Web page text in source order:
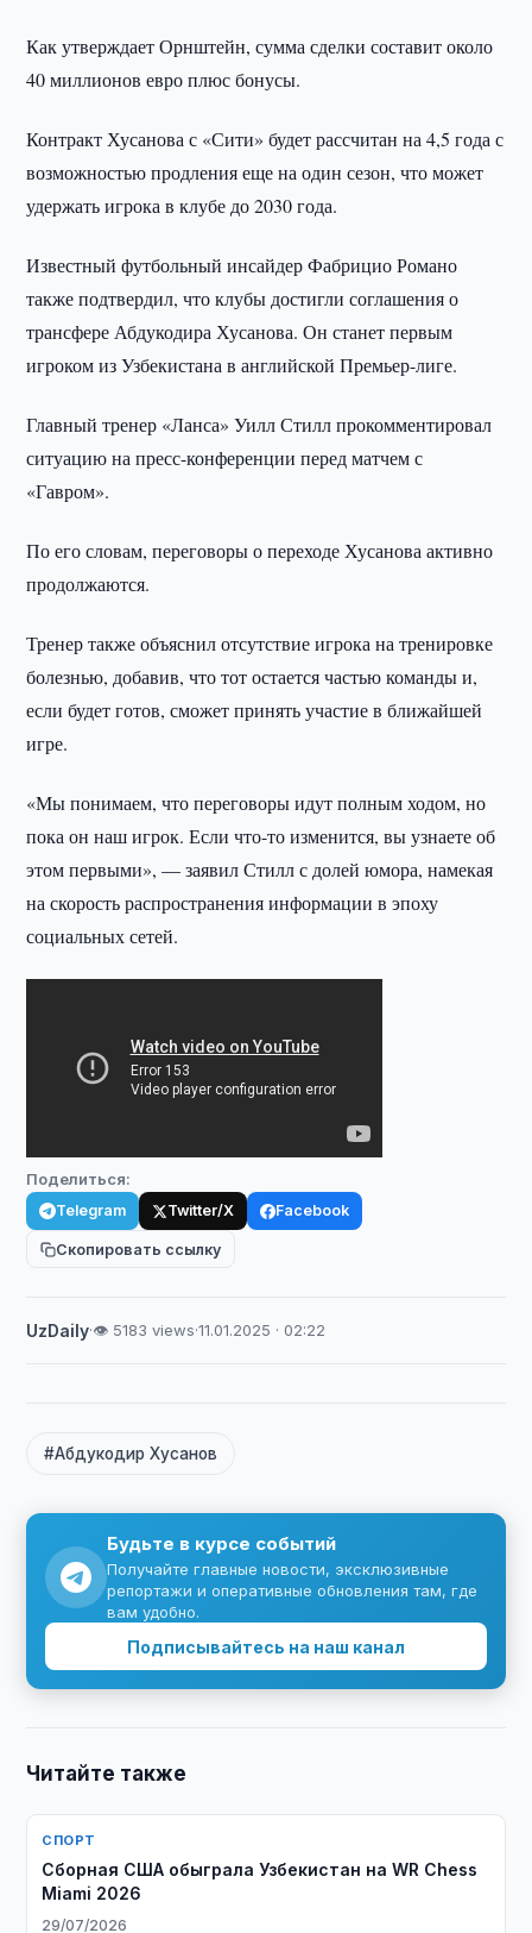
Как утверждает Орнштейн, сумма сделки составит около
40 миллионов евро плюс бонусы.
Контракт Хусанова с «Сити» будет рассчитан на 4,5 года с
возможностью продления еще на один сезон, что может
удержать игрока в клубе до 2030 года.
Известный футбольный инсайдер Фабрицио Романо
также подтвердил, что клубы достигли соглашения о
трансфере Абдукодира Хусанова. Он станет первым
игроком из Узбекистана в английской Премьер-лиге.
Главный тренер «Ланса» Уилл Стилл прокомментировал
ситуацию на пресс-конференции перед матчем с
«Гавром».
По его словам, переговоры о переходе Хусанова активно
продолжаются.
Тренер также объяснил отсутствие игрока на тренировке
болезнью, добавив, что тот остается частью команды и,
если будет готов, сможет принять участие в ближайшей
игре.
«Мы понимаем, что переговоры идут полным ходом, но
пока он наш игрок. Если что-то изменится, вы узнаете об
этом первыми», — заявил Стилл с долей юмора, намекая
на скорость распространения информации в эпоху
социальных сетей.
Поделиться:
Telegram Twitter/X Facebook
Скопировать ссылку
UzDaily·👁 5183 views·11.01.2025 · 02:22
#Абдукодир Хусанов
Будьте в курсе событий
Получайте главные новости, эксклюзивные
репортажи и оперативные обновления там, где
вам удобно.
Подписывайтесь на наш канал
Читайте также
СПОРТ
Сборная США обыграла Узбекистан на WR Chess
Miami 2026
29/07/2026